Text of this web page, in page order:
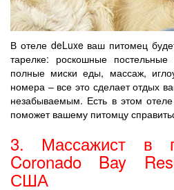
В отеле deLuxe ваш питомец
тарелке: роскошные постельные
полные миски еды, массаж,
номера – все это сделает отдых
незабываемым. Есть в этом
поможет вашему питомцу
3. Массажист в
Coronado Bay
США